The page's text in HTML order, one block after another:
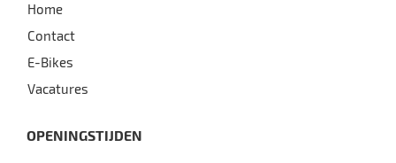
Home
Contact
E-Bikes
Vacatures
OPENINGSTIJDEN